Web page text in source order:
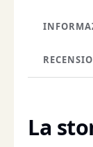
La